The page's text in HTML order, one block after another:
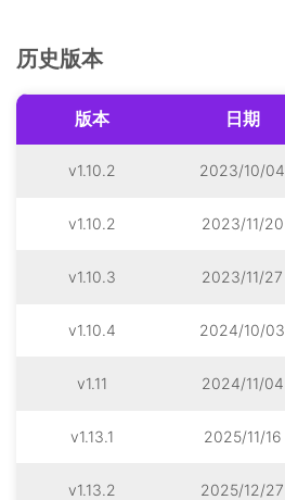
历史版本
版本 日期
v1.10.2 2023/10/04
v1.10.2 2023/11/20
v1.10.3 2023/11/27
v1.10.4 2024/10/03
v1.11 2024/11/04
v1.13.1 2025/11/16
v1.13.2 2025/12/27